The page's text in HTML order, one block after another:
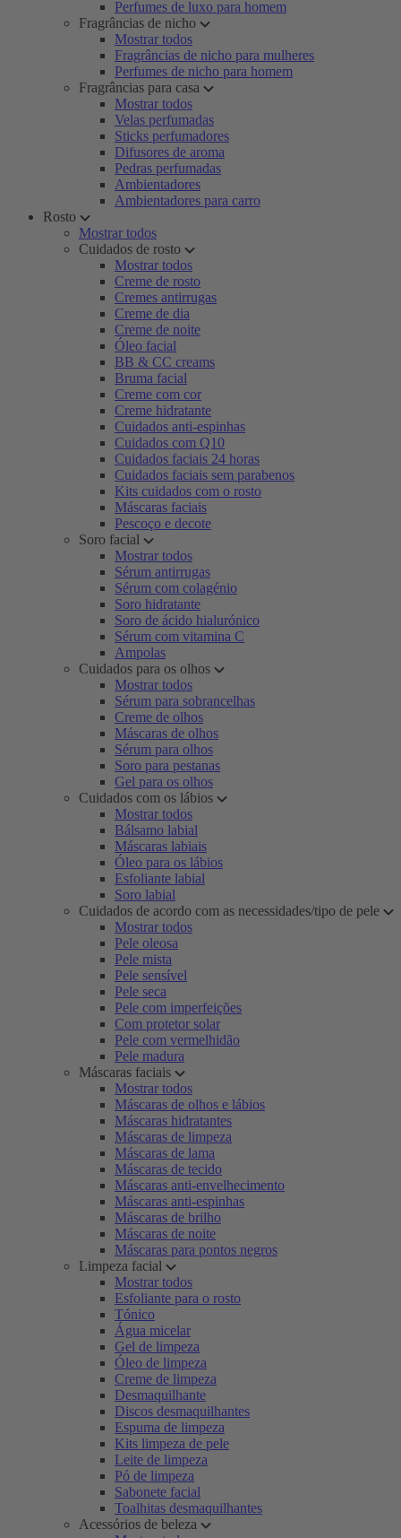
Perfumes de luxo para homem
Fragrâncias de nicho
Mostrar todos
Fragrâncias de nicho para mulheres
Perfumes de nicho para homem
Fragrâncias para casa
Mostrar todos
Velas perfumadas
Sticks perfumadores
Difusores de aroma
Pedras perfumadas
Ambientadores
Ambientadores para carro
Rosto
Mostrar todos
Cuidados de rosto
Mostrar todos
Creme de rosto
Cremes antirrugas
Creme de dia
Creme de noite
Óleo facial
BB & CC creams
Bruma facial
Creme com cor
Creme hidratante
Cuidados anti-espinhas
Cuidados com Q10
Cuidados faciais 24 horas
Cuidados faciais sem parabenos
Kits cuidados com o rosto
Máscaras faciais
Pescoço e decote
Soro facial
Mostrar todos
Sérum antirrugas
Sérum com colagénio
Soro hidratante
Soro de ácido hialurónico
Sérum com vitamina C
Ampolas
Cuidados para os olhos
Mostrar todos
Sérum para sobrancelhas
Creme de olhos
Máscaras de olhos
Sérum para olhos
Soro para pestanas
Gel para os olhos
Cuidados com os lábios
Mostrar todos
Bálsamo labial
Máscaras labiais
Óleo para os lábios
Esfoliante labial
Soro labial
Cuidados de acordo com as necessidades/tipo de pele
Mostrar todos
Pele oleosa
Pele mista
Pele sensível
Pele seca
Pele com imperfeições
Com protetor solar
Pele com vermelhidão
Pele madura
Máscaras faciais
Mostrar todos
Máscaras de olhos e lábios
Máscaras hidratantes
Máscaras de limpeza
Máscaras de lama
Máscaras de tecido
Máscaras anti-envelhecimento
Máscaras anti-espinhas
Máscaras de brilho
Máscaras de noite
Máscaras para pontos negros
Limpeza facial
Mostrar todos
Esfoliante para o rosto
Tónico
Água micelar
Gel de limpeza
Óleo de limpeza
Creme de limpeza
Desmaquilhante
Discos desmaquilhantes
Espuma de limpeza
Kits limpeza de pele
Leite de limpeza
Pó de limpeza
Sabonete facial
Toalhitas desmaquilhantes
Acessórios de beleza